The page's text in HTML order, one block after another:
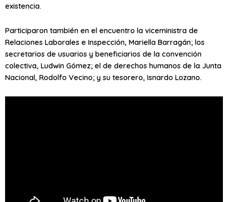
existencia.
Participaron también en el encuentro la viceministra de
Relaciones Laborales e Inspección, Mariella Barragán; los
secretarios de usuarios y beneficiarios de la convención
colectiva, Ludwin Gómez; el de derechos humanos de la Junta
Nacional, Rodolfo Vecino; y su tesorero, Isnardo Lozano.